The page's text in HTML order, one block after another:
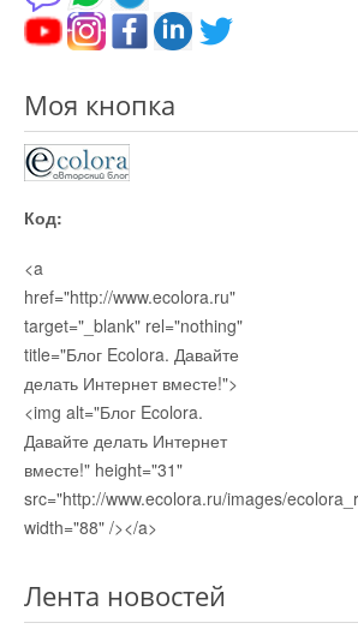
Моя кнопка
Код:
<a
href="http://www.ecolora.ru"
target="_blank" rel="nothing"
title="Блог Ecolora. Давайте
делать Интернет вместе!">
<img alt="Блог Ecolora.
Давайте делать Интернет
вместе!" height="31"
src="http://www.ecolora.ru/images/
width="88" /></a>
Лента новостей